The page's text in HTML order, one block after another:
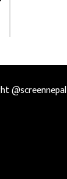
@screennepal